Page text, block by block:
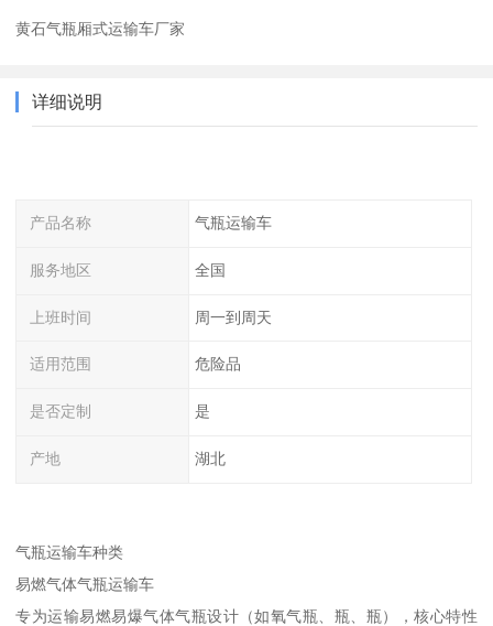
黄石气瓶厢式运输车厂家
详细说明
产品名称 气瓶运输车
服务地区 全国
上班时间 周一到周天
适用范围 危险品
是否定制 是
产地 湖北
气瓶运输车种类​
易燃气体气瓶运输车​
专为运输易燃易爆气体气瓶设计（如氧气瓶、瓶、瓶），核心特性